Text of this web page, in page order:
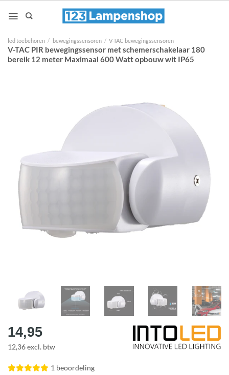
naar
led toebehoren / bewegingssensoren / V-TAC bewegingssensoren
V-TAC PIR bewegingssensor met schemerschakelaar 180
bereik 12 meter Maximaal 600 Watt opbouw wit IP65
14,95
12,36 excl. btw
1 beoordeling